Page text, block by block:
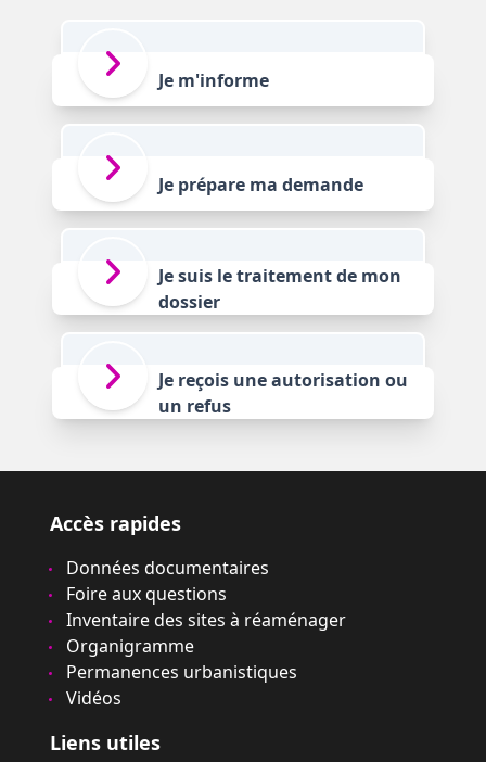
Je m'informe
Je prépare ma demande
Je suis le traitement de mon
dossier
Je reçois une autorisation ou
un refus
Accès rapides
Données documentaires
Foire aux questions
Inventaire des sites à réaménager
Organigramme
Permanences urbanistiques
Vidéos
Liens utiles